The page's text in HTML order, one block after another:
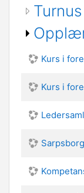
Turnus
Kurs i
Kurs i